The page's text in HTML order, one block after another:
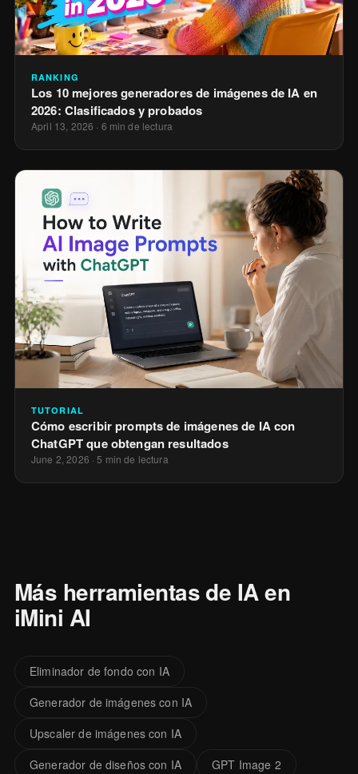
RANKING
Los 10 mejores generadores de imágenes de IA en
2026: Clasificados y probados
April 13, 2026 · 6 min de lectura
TUTORIAL
Cómo escribir prompts de imágenes de IA con
ChatGPT que obtengan resultados
June 2, 2026 · 5 min de lectura
Más herramientas de IA en
iMini AI
Eliminador de fondo con IA
Generador de imágenes con IA
Upscaler de imágenes con IA
Generador de diseños con IA
GPT Image 2